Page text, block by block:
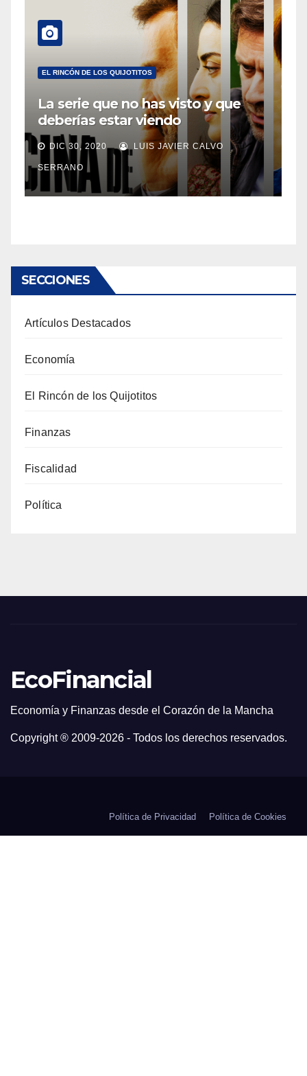
EL RINCÓN DE LOS QUIJOTITOS
La serie que no has visto y que
deberías estar viendo
DIC 30, 2020 LUIS JAVIER CALVO
SERRANO
SECCIONES
Artículos Destacados
Economía
El Rincón de los Quijotitos
Finanzas
Fiscalidad
Política
EcoFinancial
Economía y Finanzas desde el Corazón de la Mancha
Copyright ® 2009-2026 - Todos los derechos reservados.
Política de Privacidad Política de Cookies